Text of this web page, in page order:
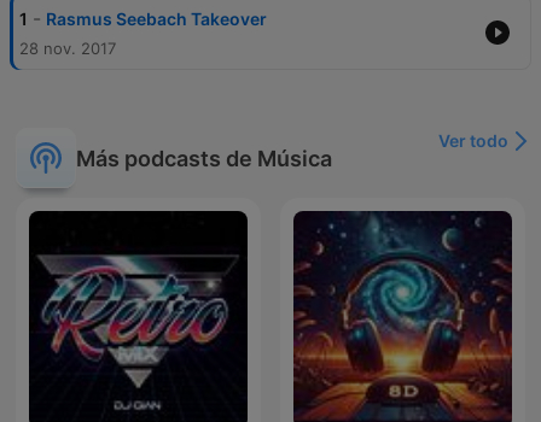
1 - Rasmus Seebach Takeover
28 nov. 2017
Más podcasts de Música
Ver todo